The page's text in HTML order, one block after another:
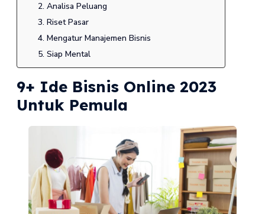
2. Analisa Peluang
3. Riset Pasar
4. Mengatur Manajemen Bisnis
5. Siap Mental
9+ Ide Bisnis Online 2023
Untuk Pemula